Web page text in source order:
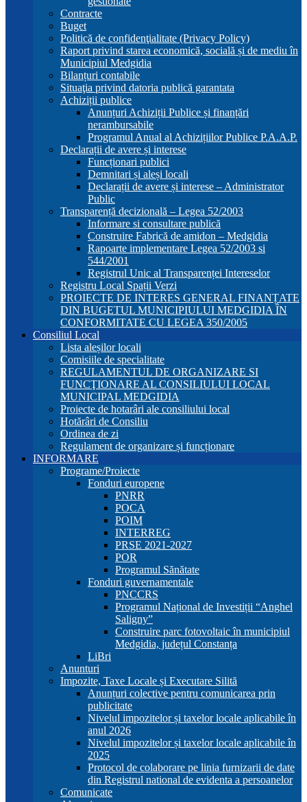
Contracte
Buget
Politică de confidenţialitate (Privacy Policy)
Raport privind starea economică, socială și de mediu în
Municipiul Medgidia
Bilanțuri contabile
Situaţia privind datoria publică garantata
Achiziții publice
Anunțuri Achiziții Publice și finanțări
nerambursabile
Programul Anual al Achizițiilor Publice P.A.A.P.
Declarații de avere și interese
Funcționari publici
Demnitari și aleși locali
Declarații de avere și interese – Administrator
Public
Transparență decizională – Legea 52/2003
Informare si consultare publică
Construire Fabrică de amidon – Medgidia
Rapoarte implementare Legea 52/2003 si
544/2001
Registrul Unic al Transparenței Intereselor
Registru Local Spații Verzi
PROIECTE DE INTERES GENERAL FINANȚATE
DIN BUGETUL MUNICIPIULUI MEDGIDIA ÎN
CONFORMITATE CU LEGEA 350/2005
Consiliul Local
Lista aleșilor locali
Comisiile de specialitate
REGULAMENTUL DE ORGANIZARE SI
FUNCŢIONARE AL CONSILIULUI LOCAL
MUNICIPAL MEDGIDIA
Proiecte de hotarâri ale consiliului local
Hotărâri de Consiliu
Ordinea de zi
Regulament de organizare și funcționare
INFORMARE
Programe/Proiecte
Fonduri europene
PNRR
POCA
POIM
INTERREG
PRSE 2021-2027
POR
Programul Sănătate
Fonduri guvernamentale
PNCCRS
Programul Național de Investiții “Anghel
Saligny”
Construire parc fotovoltaic în municipiul
Medgidia, județul Constanța
LiBri
Anunturi
Impozite, Taxe Locale și Executare Silită
Anunțuri colective pentru comunicarea prin
publicitate
Nivelul impozitelor și taxelor locale aplicabile în
anul 2026
Nivelul impozitelor și taxelor locale aplicabile în
2025
Protocol de colaborare pe linia furnizarii de date
din Registrul national de evidenta a persoanelor
Comunicate